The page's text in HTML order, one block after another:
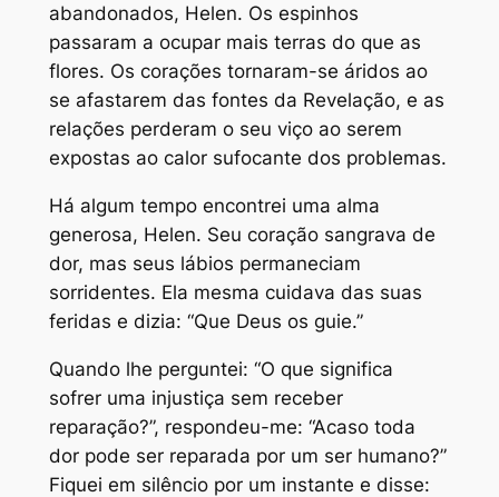
abandonados, Helen. Os espinhos
passaram a ocupar mais terras do que as
flores. Os corações tornaram-se áridos ao
se afastarem das fontes da Revelação, e as
relações perderam o seu viço ao serem
expostas ao calor sufocante dos problemas.
Há algum tempo encontrei uma alma
generosa, Helen. Seu coração sangrava de
dor, mas seus lábios permaneciam
sorridentes. Ela mesma cuidava das suas
feridas e dizia: “Que Deus os guie.”
Quando lhe perguntei: “O que significa
sofrer uma injustiça sem receber
reparação?”, respondeu-me: “Acaso toda
dor pode ser reparada por um ser humano?”
Fiquei em silêncio por um instante e disse: